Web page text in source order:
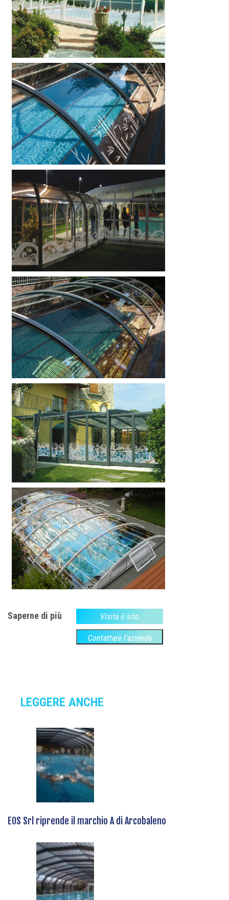
Saperne di più Visita il sito
Contattare l'azienda
LEGGERE ANCHE
EOS Srl riprende il marchio A di Arcobaleno